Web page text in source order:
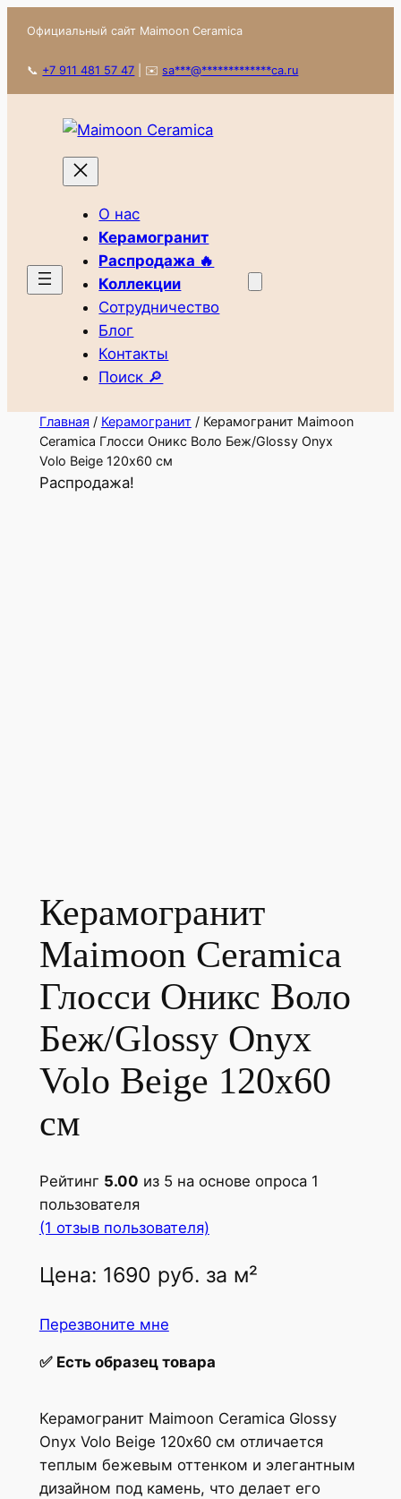
содержимому
Официальный сайт Maimoon Ceramica
📞 +7 911 481 57 47 ✉️sa***@*************ca.ru
О нас
Керамогранит
Распродажа 🔥
Коллекции
Сотрудничество
Блог
Контакты
Поиск 🔎
Главная / Керамогранит / Керамогранит Maimoon
Ceramica Глосси Оникс Воло Беж/Glossy Onyx
Volo Beige 120х60 см
Распродажа!
Керамогранит
Maimoon Ceramica
Глосси Оникс Воло
Беж/Glossy Onyx
Volo Beige 120х60
см
Рейтинг 5.00 из 5 на основе опроса 1
пользователя
(1 отзыв пользователя)
Цена: 1690 руб. за м²
Перезвоните мне
✅ Есть образец товара
Керамогранит Maimoon Ceramica Glossy
Onyx Volo Beige 120х60 см отличается
теплым бежевым оттенком и элегантным
дизайном под камень, что делает его